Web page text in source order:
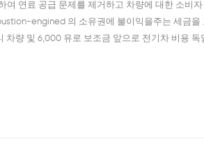
여 연료 공급 문제를 제거하고 차량에 대한 소비자
engined 의 소유권에 불이익을주는 세금을
차량 및 6,000 유로 보조금 앞으로 전기차 비용 독